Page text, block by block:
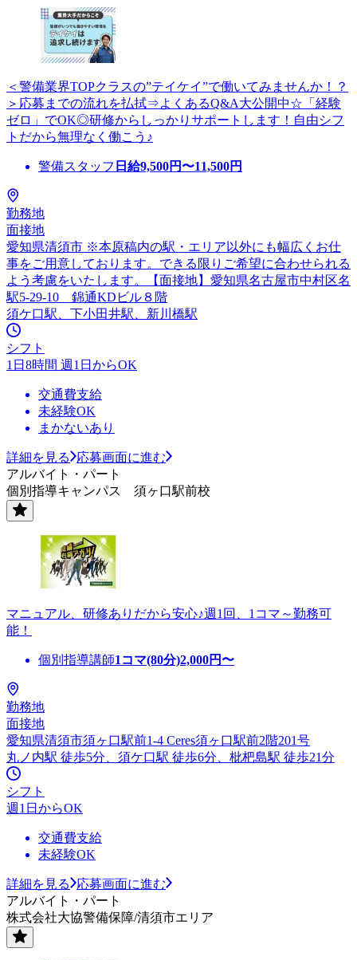
＜警備業界TOPクラスの”テイケイ”で働いてみませんか！？
＞応募までの流れを払拭⇒よくあるQ&A大公開中☆「経験
ゼロ」でOK◎研修からしっかりサポートします！自由シフ
トだから無理なく働こう♪
警備スタッフ 日給9,500円〜11,500円
勤務地
面接地
愛知県清須市 ※本原稿内の駅・エリア以外にも幅広くお仕
事をご用意しております。できる限りご希望に合わせられる
よう考慮をいたします。【面接地】愛知県名古屋市中村区名
駅5-29-10 錦通KDビル８階
須ケ口駅、下小田井駅、新川橋駅
シフト
1日8時間 週1日からOK
交通費支給
未経験OK
まかないあり
詳細を見る
応募画面に進む
アルバイト・パート
個別指導キャンパス 須ヶ口駅前校
マニュアル、研修ありだから安心♪週1回、1コマ～勤務可
能！
個別指導講師1コマ(80分)2,000円〜
勤務地
面接地
愛知県清須市須ヶ口駅前1-4 Ceres須ヶ口駅前2階201号
丸ノ内駅 徒歩5分、須ケ口駅 徒歩6分、枇杷島駅 徒歩21分
シフト
週1日からOK
交通費支給
未経験OK
詳細を見る
応募画面に進む
アルバイト・パート
株式会社大協警備保障/清須市エリア